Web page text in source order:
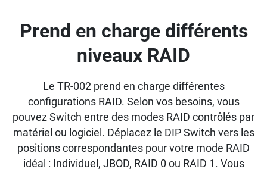
Prend en charge différents
niveaux RAID
Le TR-002 prend en charge différentes
configurations RAID. Selon vos besoins, vous
pouvez Switch entre des modes RAID contrôlés par
matériel ou logiciel. Déplacez le DIP Switch vers les
positions correspondantes pour votre mode RAID
idéal : Individuel, JBOD, RAID 0 ou RAID 1. Vous